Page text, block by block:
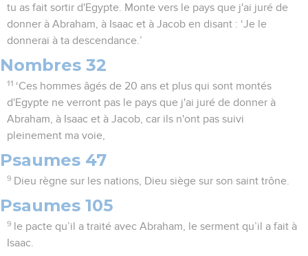
tu as fait sortir d'Egypte. Monte vers le pays que j'ai juré de
donner à Abraham, à Isaac et à Jacob en disant : ‘Je le
donnerai à ta descendance.’
Nombres 32
11 ‘Ces hommes âgés de 20 ans et plus qui sont montés
d'Egypte ne verront pas le pays que j'ai juré de donner à
Abraham, à Isaac et à Jacob, car ils n'ont pas suivi
pleinement ma voie,
Psaumes 47
9 Dieu règne sur les nations, Dieu siège sur son saint trône.
Psaumes 105
9
le pacte qu’il a traité avec Abraham, le serment qu’il a fait à
Isaac.